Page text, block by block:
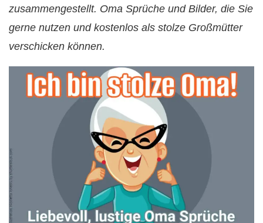
zusammengestellt. Oma Sprüche und Bilder, die Sie
gerne nutzen und kostenlos als stolze Großmütter
verschicken können.